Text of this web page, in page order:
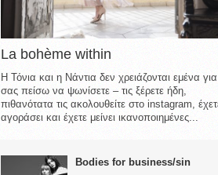
La bohème within
Η Τόνια και η Νάντια δεν χρειάζονται εμένα
σας πείσω να ψωνίσετε – τις ξέρετε ήδη,
πιθανότατα τις ακολουθείτε στο instagram,
αγοράσει και έχετε μείνει ικανοποιημένες...
Bodies for business/sin